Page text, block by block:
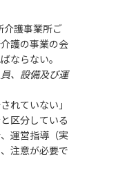
介護事業所ご
護の事業の会
ならない。
、設備及び運
れていない」
区分している
運営指導（実
注意が必要で